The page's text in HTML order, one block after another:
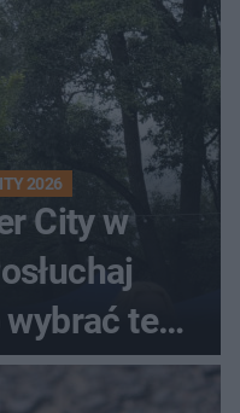
2026
City w
ten
urlop!